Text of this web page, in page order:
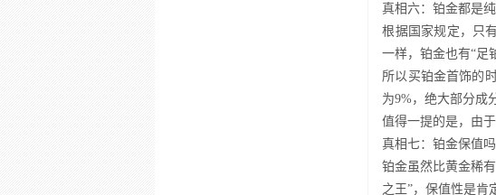
真相六：铂金都是纯
根据国家规定，只
一样，铂金也有“足
所以买铂金首饰的
为9%，绝大部分成
值得一提的是，由
真相七：铂金保值吗
铂金虽然比黄金稀
之王”，保值性是肯